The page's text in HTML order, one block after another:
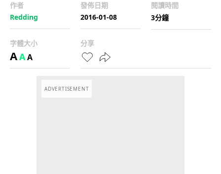
作者
Redding
發佈日期
2016-01-08
閱讀時間
3分鐘
字體大小
AAA
分享
ADVERTISEMENT